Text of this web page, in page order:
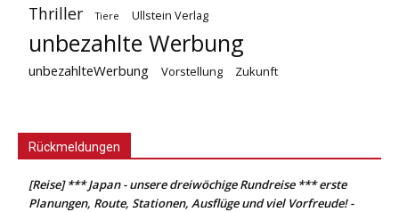
Thriller Tiere Ullstein Verlag
unbezahlte Werbung
unbezahlteWerbung Vorstellung Zukunft
Rückmeldungen
[Reise] *** Japan - unsere dreiwöchige Rundreise *** erste
Planungen, Route, Stationen, Ausflüge und viel Vorfreude! -